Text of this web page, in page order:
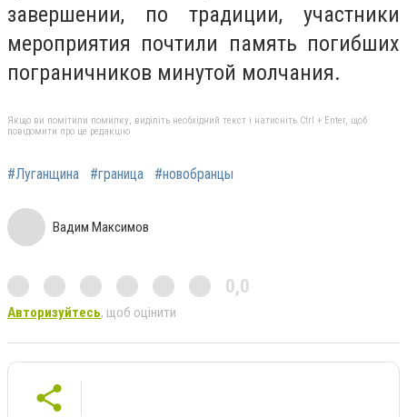
завершении, по традиции, участники
мероприятия почтили память погибших
пограничников минутой молчания.
Якщо ви помітили помилку, виділіть необхідний текст і натисніть Ctrl + Enter, щоб
повідомити про це редакцію
#Луганщина #граница #новобранцы
Вадим Максимов
0,0
Авторизуйтесь, щоб оцінити